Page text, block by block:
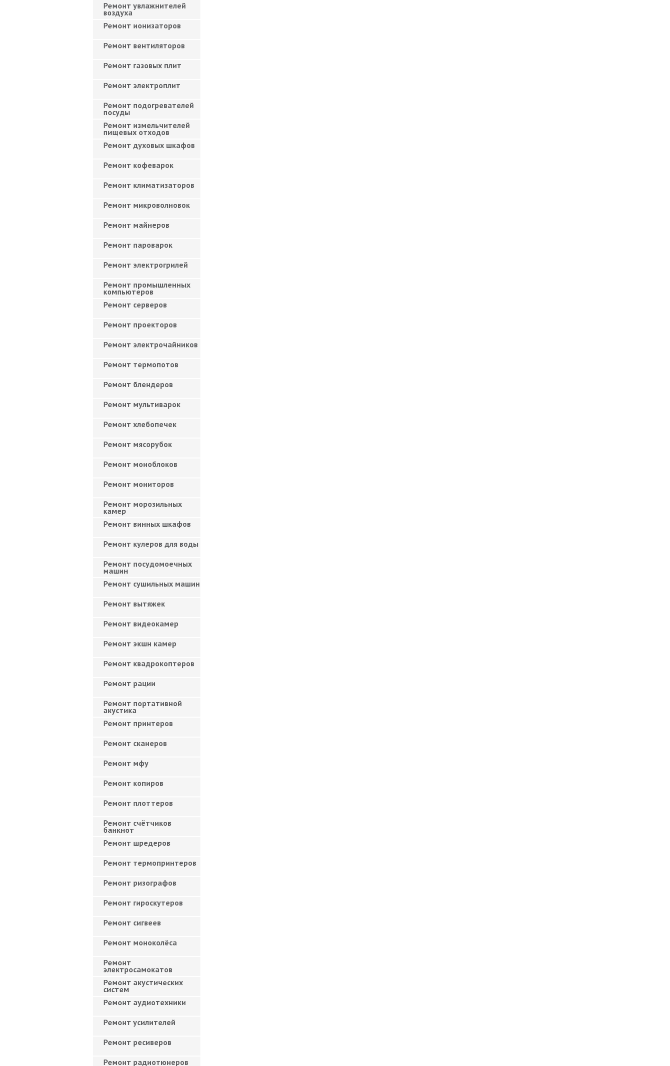
Ремонт увлажнителей
воздуха
Ремонт ионизаторов
Ремонт вентиляторов
Ремонт газовых плит
Ремонт электроплит
Ремонт подогревателей
посуды
Ремонт измельчителей
пищевых отходов
Ремонт духовых шкафов
Ремонт кофеварок
Ремонт климатизаторов
Ремонт микроволновок
Ремонт майнеров
Ремонт пароварок
Ремонт электрогрилей
Ремонт промышленных
компьютеров
Ремонт серверов
Ремонт проекторов
Ремонт электрочайников
Ремонт термопотов
Ремонт блендеров
Ремонт мультиварок
Ремонт хлебопечек
Ремонт мясорубок
Ремонт моноблоков
Ремонт мониторов
Ремонт морозильных
камер
Ремонт винных шкафов
Ремонт кулеров для воды
Ремонт посудомоечных
машин
Ремонт сушильных машин
Ремонт вытяжек
Ремонт видеокамер
Ремонт экшн камер
Ремонт квадрокоптеров
Ремонт рации
Ремонт портативной
акустика
Ремонт принтеров
Ремонт сканеров
Ремонт мфу
Ремонт копиров
Ремонт плоттеров
Ремонт счётчиков
банкнот
Ремонт шредеров
Ремонт термопринтеров
Ремонт ризографов
Ремонт гироскутеров
Ремонт сигвеев
Ремонт моноколёса
Ремонт
электросамокатов
Ремонт акустических
систем
Ремонт аудиотехники
Ремонт усилителей
Ремонт ресиверов
Ремонт радиотюнеров